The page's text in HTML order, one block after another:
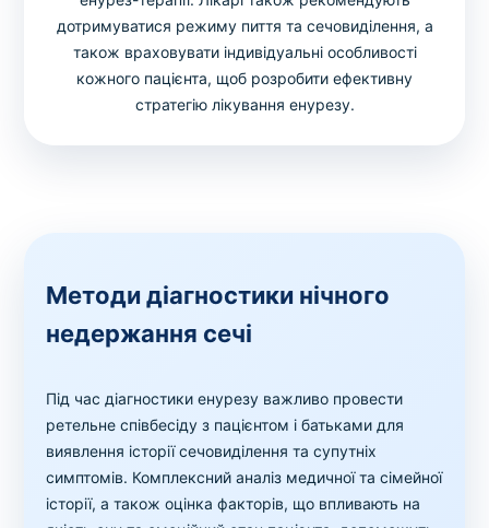
дотримуватися режиму пиття та сечовиділення, а
також враховувати індивідуальні особливості
кожного пацієнта, щоб розробити ефективну
стратегію лікування енурезу.
Методи діагностики нічного
недержання сечі
Під час діагностики енурезу важливо провести
ретельне співбесіду з пацієнтом і батьками для
виявлення історії сечовиділення та супутніх
симптомів. Комплексний аналіз медичної та сімейної
історії, а також оцінка факторів, що впливають на